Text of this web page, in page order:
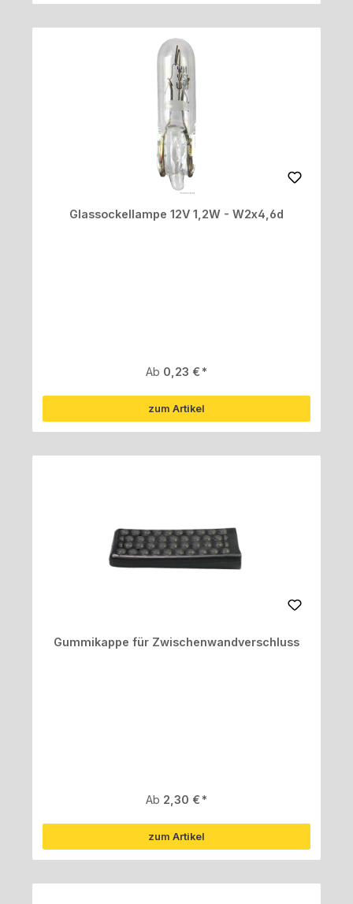
Glassockellampe 12V 1,2W - W2x4,6d
Regulärer Preis:
Ab 0,23 €
zum Artikel
Gummikappe für Zwischenwandverschluss
Regulärer Preis:
Ab 2,30 €
zum Artikel